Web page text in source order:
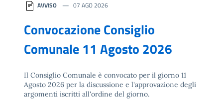
AVVISO 07 AGO 2026
Convocazione Consiglio
Comunale 11 Agosto 2026
Il Consiglio Comunale è convocato per il giorno 11
Agosto 2026 per la discussione e l'approvazione degli
argomenti iscritti all'ordine del giorno.